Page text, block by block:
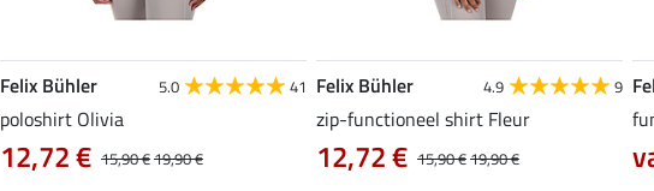
Felix Bühler 5.0 41
poloshirt Olivia
15,90 €19,90 €
12,72 €
Felix Bühler 4.9 9
zip-functioneel shirt Fleur
15,90 €19,90 €
12,72 €